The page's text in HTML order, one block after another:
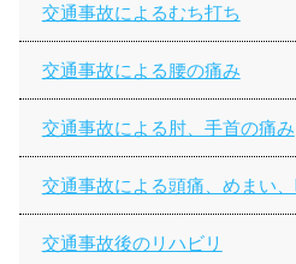
交通事故によるむち打ち
交通事故による腰の痛み
交通事故による肘、手首の痛み
交通事故による頭痛、めまい
交通事故後のリハビリ